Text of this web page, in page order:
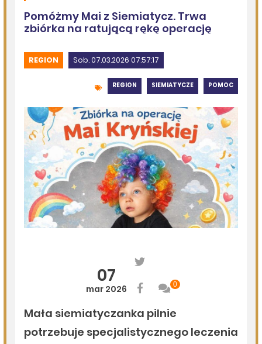
Siódmy dzień Pieszej Pielgrzymki Drohiczyńskiej.
Wytrwałość, modlitwa i droga ku Jasnej Górze /AUDIO/
DZISIEJSZY Miejska Biblioteka Publiczna w Siemiatyczach
„Historie blisko ludzi – Podlaskie inspiracje”
07.08.2026 Komenda Policji Siemiatycze
Szedł ulicą z nożem w ręku i metalową rurką - w plecaku
miał skradziony alkohol i perfumy
07.08.2026 Miejska Biblioteka Publiczna w Siemiatyczach
Bugiem